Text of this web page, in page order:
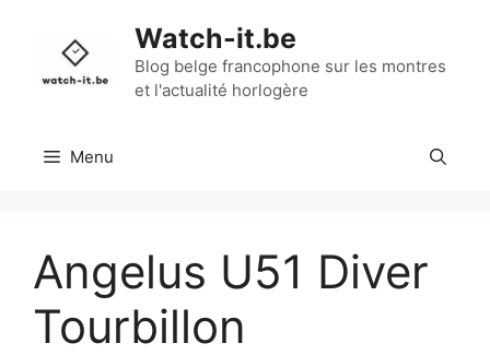
contenu
Watch-it.be
Blog belge francophone sur les montres
et l'actualité horlogère
Menu
Angelus U51 Diver
Tourbillon